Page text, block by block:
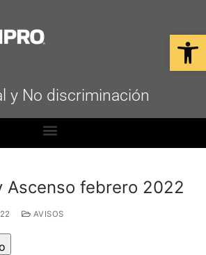
y No discriminación
Ascenso febrero 2022
AVISOS